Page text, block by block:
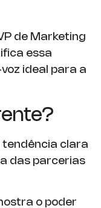
de Marketing
essa
ideal para a
tendência clara
das parcerias
o poder